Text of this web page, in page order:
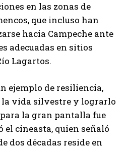
en las zonas de
que incluso han
hacia Campeche ante
adecuadas en sitios
Lagartos.
ejemplo de resiliencia,
vida silvestre y lograrlo
la gran pantalla fue
el cineasta, quien señaló
dos décadas reside en